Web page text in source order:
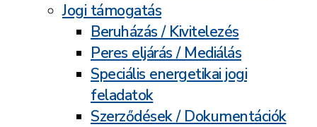
Jogi támogatás
Beruházás / Kivitelezés
Peres eljárás / Mediálás
Speciális energetikai jogi
feladatok
Szerződések / Dokumentációk